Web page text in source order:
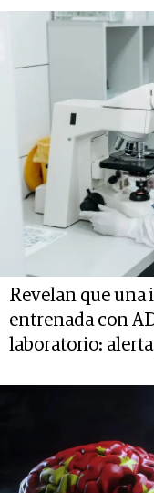
Revelan que una
entrenada con
laboratorio: